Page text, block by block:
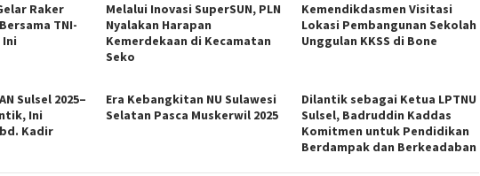
Raker
TNI-
Ini
Melalui Inovasi SuperSUN, PLN
Nyalakan Harapan
Kemerdekaan di Kecamatan
Seko
Kemendikdasmen Visitasi
Lokasi Pembangunan Sekolah
Unggulan KKSS di Bone
Sulsel 2025–
Ini
Kadir
Era Kebangkitan NU Sulawesi
Selatan Pasca Muskerwil 2025
Dilantik sebagai Ketua LPTNU
Sulsel, Badruddin Kaddas
Komitmen untuk Pendidikan
Berdampak dan Berkeadaban